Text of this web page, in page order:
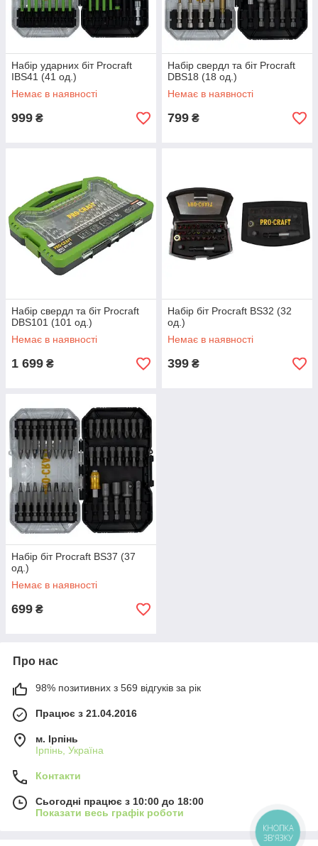
Набір ударних біт Procraft
IBS41 (41 од.)
Немає в наявності
999 ₴
Набір свердл та біт Procraft
DBS18 (18 од.)
Немає в наявності
799 ₴
Набір свердл та біт Procraft
DBS101 (101 од.)
Немає в наявності
1 699 ₴
Набір біт Procraft BS32 (32
од.)
Немає в наявності
399 ₴
Набір біт Procraft BS37 (37
од.)
Немає в наявності
699 ₴
Про нас
98% позитивних з 569 відгуків за рік
Працює з 21.04.2016
м. Ірпінь
Ірпінь, Україна
Контакти
Сьогодні працює з 10:00 до 18:00
Показати весь графік роботи
КНОПКА
ЗВ'ЯЗКУ